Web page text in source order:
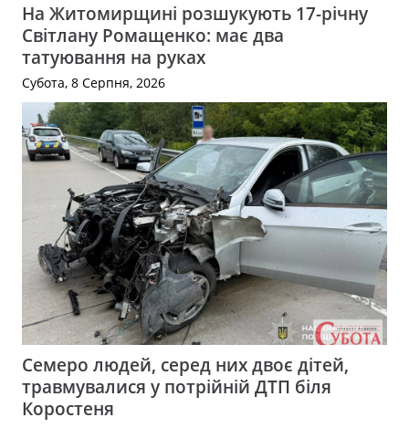
На Житомирщині розшукують 17-річну
Світлану Ромащенко: має два
татуювання на руках
Субота, 8 Серпня, 2026
Семеро людей, серед них двоє дітей,
травмувалися у потрійній ДТП біля
Коростеня